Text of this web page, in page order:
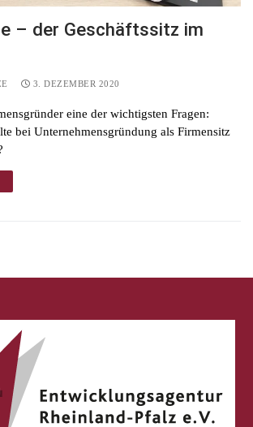
– der Geschäftssitz im
3. DEZEMBER 2020
eine der wichtigsten Fragen:
bei Unternehmensgründung als Firmensitz